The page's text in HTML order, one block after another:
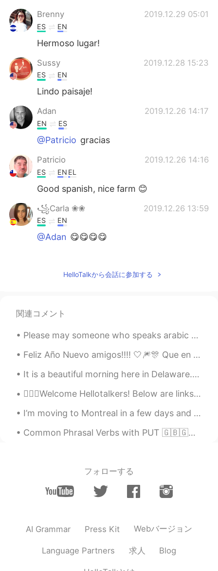
Brenny 2019.12.29 05:01
ES EN
Hermoso lugar!
Sussy 2019.12.28 15:23
ES EN
Lindo paisaje!
Adan 2019.12.26 14:17
EN ES
@Patricio gracias
Patricio 2019.12.26 14:16
ES EN EL
Good spanish, nice farm 😊
꧁Carla ❀❀ 2019.12.26 13:59
ES EN
@Adan 😋😋😋😋
ES EN
@Adansiiiiii 😂😂😂😂
Adan 2019.12.26 13:58
nooooooooo!!!!
ES EN
@Adanohhh😍😍😍 enseñalas!!!! 😃😃😃
cuando yo era un niño aquí.
ofelia 2019.12.26 13:50
HelloTalkから会話に参加する
関連コメント
Please may someone who speaks arabic send me a voice recording of them reciting this poem? It wou...
Feliz Año Nuevo amigos!!!! 🤍🎆🎊 Que en 2021 podrás lograr fluidez en el idioma que tanto te gusta 😘😘
It is a beautiful morning here in Delaware. The sun is rising and there is some fog in the valley...
💁🏻‍♀️Welcome Hellotalkers! Below are links for help learning English! 👉🏽Letter sounds: h...
I’m moving to Montreal in a few days and going to live in my first apartment with 4 friends. I’m ...
Common Phrasal Verbs with PUT 🇬🇧🇬🇧🇬🇧 - Put back - Put the food back because we already have too ...
フォローする
AI Grammar Press Kit Webバージョン
Language Partners 求人 Blog